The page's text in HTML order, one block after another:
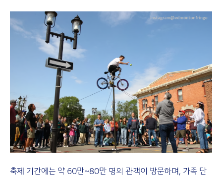
축제 기간에는 약 60만~80만 명의 관객이 방문하며, 가족 단